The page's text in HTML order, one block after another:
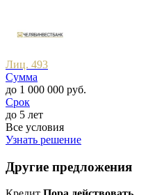
Лиц. 493
Сумма
до 1 000 000 руб.
Срок
до 5 лет
Все условия
Узнать решение
Другие предложения